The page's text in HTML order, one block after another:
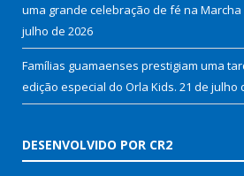
uma grande celebração de fé na Marcha
julho de 2026
Famílias guamaenses prestigiam uma
edição especial do Orla Kids. 21 de julho
DESENVOLVIDO POR CR2